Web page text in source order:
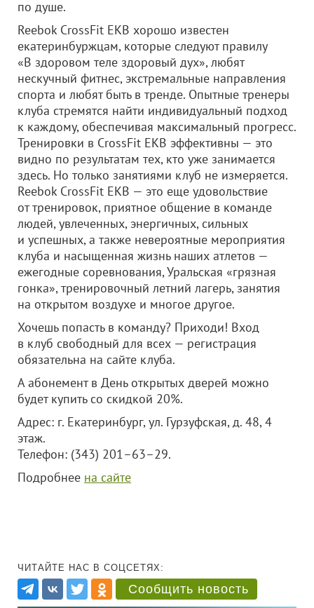
по душе.
Reebok CrossFit EKB хорошо известен
екатеринбуржцам, которые следуют правилу
«В здоровом теле здоровый дух», любят
нескучный фитнес, экстремальные направления
спорта и любят быть в тренде. Опытные тренеры
клуба стремятся найти индивидуальный подход
к каждому, обеспечивая максимальный прогресс.
Тренировки в CrossFit EKB эффективны — это
видно по результатам тех, кто уже занимается
здесь. Но только занятиями клуб не измеряется.
Reebok CrossFit EKB — это еще удовольствие
от тренировок, приятное общение в команде
людей, увлеченных, энергичных, сильных
и успешных, а также невероятные мероприятия
клуба и насыщенная жизнь наших атлетов —
ежегодные соревнования, Уральская «грязная
гонка», тренировочный летний лагерь, занятия
на открытом воздухе и многое другое.
Хочешь попасть в команду? Приходи! Вход
в клуб свободный для всех — регистрация
обязательна на сайте клуба.
А абонемент в День открытых дверей можно
будет купить со скидкой 20%.
Адрес: г. Екатеринбург, ул. Гурзуфская, д. 48, 4
этаж.
Телефон: (343) 201–63–29.
Подробнее на сайте
ЧИТАЙТЕ НАС В СОЦСЕТЯХ:
Сообщить новость